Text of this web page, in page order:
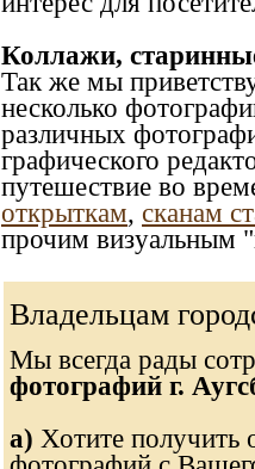
Коллажи,
Так же мы
несколько
различных
графического
путешествие во
открыткам, сканам
прочим визуальным
Владельцам
Мы всегда рады
фотографий г.
а) Хотите получить